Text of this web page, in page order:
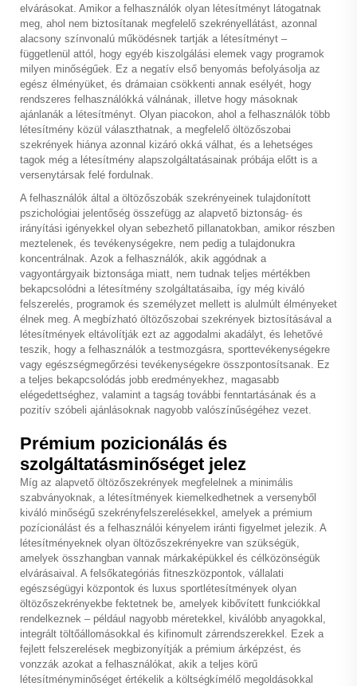
elvárásokat. Amikor a felhasználók olyan létesítményt látogatnak
meg, ahol nem biztosítanak megfelelő szekrényellátást, azonnal
alacsony színvonalú működésnek tartják a létesítményt –
függetlenül attól, hogy egyéb kiszolgálási elemek vagy programok
milyen minőségűek. Ez a negatív első benyomás befolyásolja az
egész élményüket, és drámaian csökkenti annak esélyét, hogy
rendszeres felhasználókká válnának, illetve hogy másoknak
ajánlanák a létesítményt. Olyan piacokon, ahol a felhasználók több
létesítmény közül választhatnak, a megfelelő öltözőszobai
szekrények hiánya azonnal kizáró okká válhat, és a lehetséges
tagok még a létesítmény alapszolgáltatásainak próbája előtt is a
versenytársak felé fordulnak.
A felhasználók által a öltözőszobák szekrényeinek tulajdonított
pszichológiai jelentőség összefügg az alapvető biztonság- és
irányítási igényekkel olyan sebezhető pillanatokban, amikor részben
meztelenek, és tevékenységekre, nem pedig a tulajdonukra
koncentrálnak. Azok a felhasználók, akik aggódnak a
vagyontárgyaik biztonsága miatt, nem tudnak teljes mértékben
bekapcsolódni a létesítmény szolgáltatásaiba, így még kiváló
felszerelés, programok és személyzet mellett is alulmúlt élményeket
élnek meg. A megbízható öltözőszobai szekrények biztosításával a
létesítmények eltávolítják ezt az aggodalmi akadályt, és lehetővé
teszik, hogy a felhasználók a testmozgásra, sporttevékenységekre
vagy egészségmegőrzési tevékenységekre összpontosítsanak. Ez
a teljes bekapcsolódás jobb eredményekhez, magasabb
elégedettséghez, valamint a tagság további fenntartásának és a
pozitív szóbeli ajánlásoknak nagyobb valószínűségéhez vezet.
Prémium pozicionálás és
szolgáltatásminőséget jelez
Míg az alapvető öltözőszekrények megfelelnek a minimális
szabványoknak, a létesítmények kiemelkedhetnek a versenyből
kiváló minőségű szekrényfelszerelésekkel, amelyek a prémium
pozícionálást és a felhasználói kényelem iránti figyelmet jelezik. A
létesítményeknek olyan öltözőszekrényekre van szükségük,
amelyek összhangban vannak márkaképükkel és célközönségük
elvárásaival. A felsőkategóriás fitneszközpontok, vállalati
egészségügyi központok és luxus sportlétesítmények olyan
öltözőszekrényekbe fektetnek be, amelyek kibővített funkciókkal
rendelkeznek – például nagyobb méretekkel, kiválóbb anyagokkal,
integrált töltőállomásokkal és kifinomult zárrendszerekkel. Ezek a
fejlett felszerelések megbizonyítják a prémium árképzést, és
vonzzák azokat a felhasználókat, akik a teljes körű
létesítményminőséget értékelik a költségkímélő megoldásokkal